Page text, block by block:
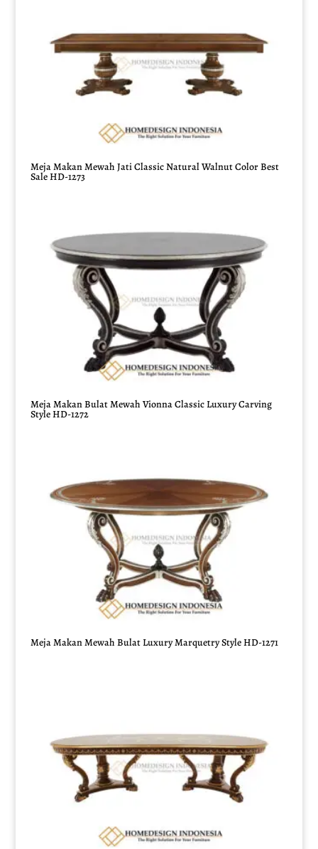
Meja Makan Mewah Jati Classic Natural Walnut Color Best
Sale HD-1273
Meja Makan Bulat Mewah Vionna Classic Luxury Carving
Style HD-1272
Meja Makan Mewah Bulat Luxury Marquetry Style HD-1271